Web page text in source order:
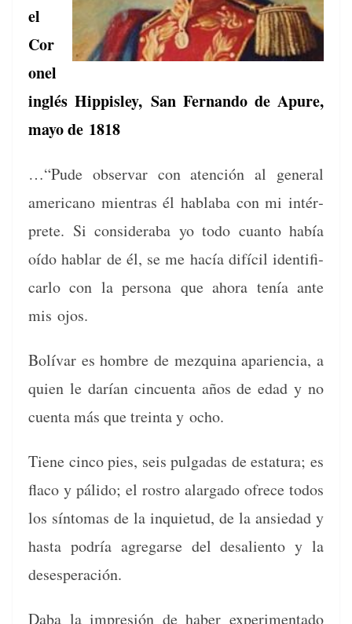
el
Cor
o­nel
inglés Hip­pis­ley, San Fer­nan­do de Apure,
mayo de 1818
…“Pude obser­var con aten­ción al gen­er­al
amer­i­cano mien­tras él habla­ba con mi intér­
prete. Si con­sid­er­a­ba yo todo cuan­to había
oído hablar de él, se me hacía difí­cil iden­ti­fi­
car­lo con la per­sona que aho­ra tenía ante
mis ojos.
Bolí­var es hom­bre de mezquina apari­en­cia, a
quien le darían cin­cuen­ta años de edad y no
cuen­ta más que trein­ta y ocho.
Tiene cin­co pies, seis pul­gadas de estatu­ra; es
fla­co y páli­do; el ros­tro alarga­do ofrece todos
los sín­tomas de la inqui­etud, de la ansiedad y
has­ta podría agre­garse del desalien­to y la
desesperación.
Daba la impre­sión de haber exper­i­men­ta­do